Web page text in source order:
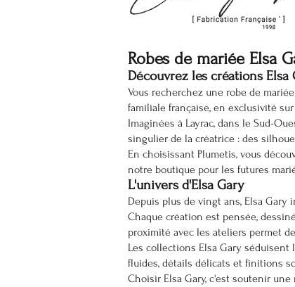
Robes de mariée Elsa
Découvrez les créations Elsa
Vous recherchez une robe de
familiale française, en exclusivité
Imaginées à Layrac, dans le Sud-
singulier de la créatrice : des
En choisissant Plumetis, vous
notre boutique pour les futures
L'univers d'Elsa Gary
Depuis plus de vingt ans, Elsa
Chaque création est pensée,
proximité avec les ateliers permet
Les collections Elsa Gary
fluides, détails délicats et finitions
Choisir Elsa Gary, c'est soutenir